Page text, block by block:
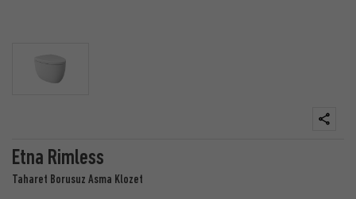
Etna Rimless
Taharet Borusuz Asma Klozet